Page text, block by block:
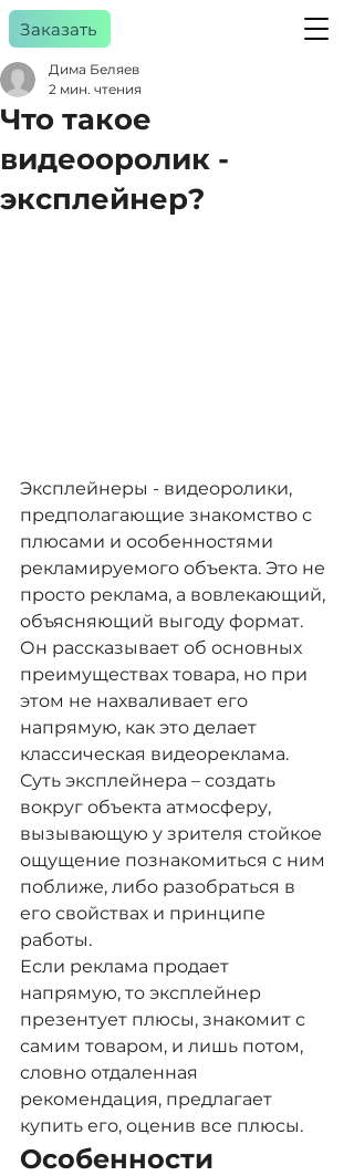
Заказать
Что такое
видеооролик -
эксплейнер?
Дима Беляев
2 мин. чтения
Эксплейнеры - видеоролики,
предполагающие знакомство с
плюсами и особенностями
рекламируемого объекта. Это не
просто реклама, а вовлекающий,
объясняющий выгоду формат.
Он рассказывает об основных
преимуществах товара, но при
этом не нахваливает его
напрямую, как это делает
классическая видеореклама.
Суть эксплейнера – создать
вокруг объекта атмосферу,
вызывающую у зрителя стойкое
ощущение познакомиться с ним
поближе, либо разобраться в
его свойствах и принципе
работы.
Если реклама продает
напрямую, то эксплейнер
презентует плюсы, знакомит с
самим товаром, и лишь потом,
словно отдаленная
рекомендация, предлагает
купить его, оценив все плюсы.
Особенности